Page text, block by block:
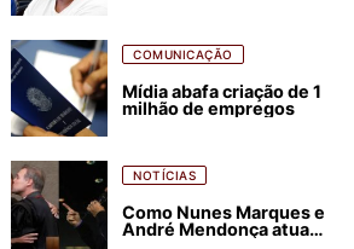
COMUNICAÇÃO
Mídia abafa criação de 1
milhão de empregos
NOTÍCIAS
Como Nunes Marques e
André Mendonça atuam